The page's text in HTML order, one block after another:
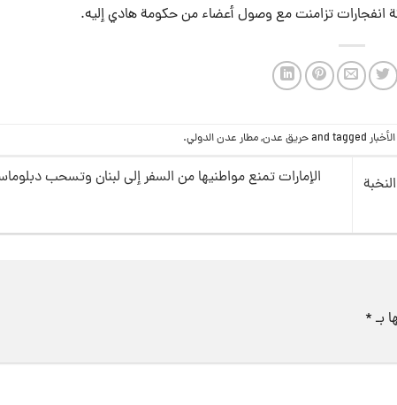
انفجارات تزامنت مع وصول أعضاء من حكومة هادي إليه.
الأخبار حريق عدن,مطار عدن الدولي.
الإمارات تمنع مواطنيها من السفر إلى لبنان وتسحب
بـ *